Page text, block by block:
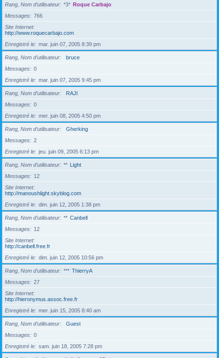
Rang, Nom d’utilisateur *3* Roque Carbajo
Messages
766
Site Internet
http://www.roquecarbajo.com
Enregistré le
mar. juin 07, 2005 8:39 pm
Rang, Nom d’utilisateur
bruce
Messages
0
Enregistré le
mar. juin 07, 2005 9:45 pm
Rang, Nom d’utilisateur
RAJI
Messages
0
Enregistré le
mer. juin 08, 2005 4:50 pm
Rang, Nom d’utilisateur
Gherking
Messages
2
Enregistré le
jeu. juin 09, 2005 6:13 pm
Rang, Nom d’utilisateur ** Light
Messages
12
Site Internet
http://manoushlight.skyblog.com
Enregistré le
dim. juin 12, 2005 1:38 pm
Rang, Nom d’utilisateur ** Canbell
Messages
12
Site Internet
http://canbell.free.fr
Enregistré le
dim. juin 12, 2005 10:56 pm
Rang, Nom d’utilisateur *** ThierryA
Messages
27
Site Internet
http://hieronymus.assoc.free.fr
Enregistré le
mer. juin 15, 2005 8:40 am
Rang, Nom d’utilisateur
Guest
Messages
0
Enregistré le
sam. juin 18, 2005 7:28 pm